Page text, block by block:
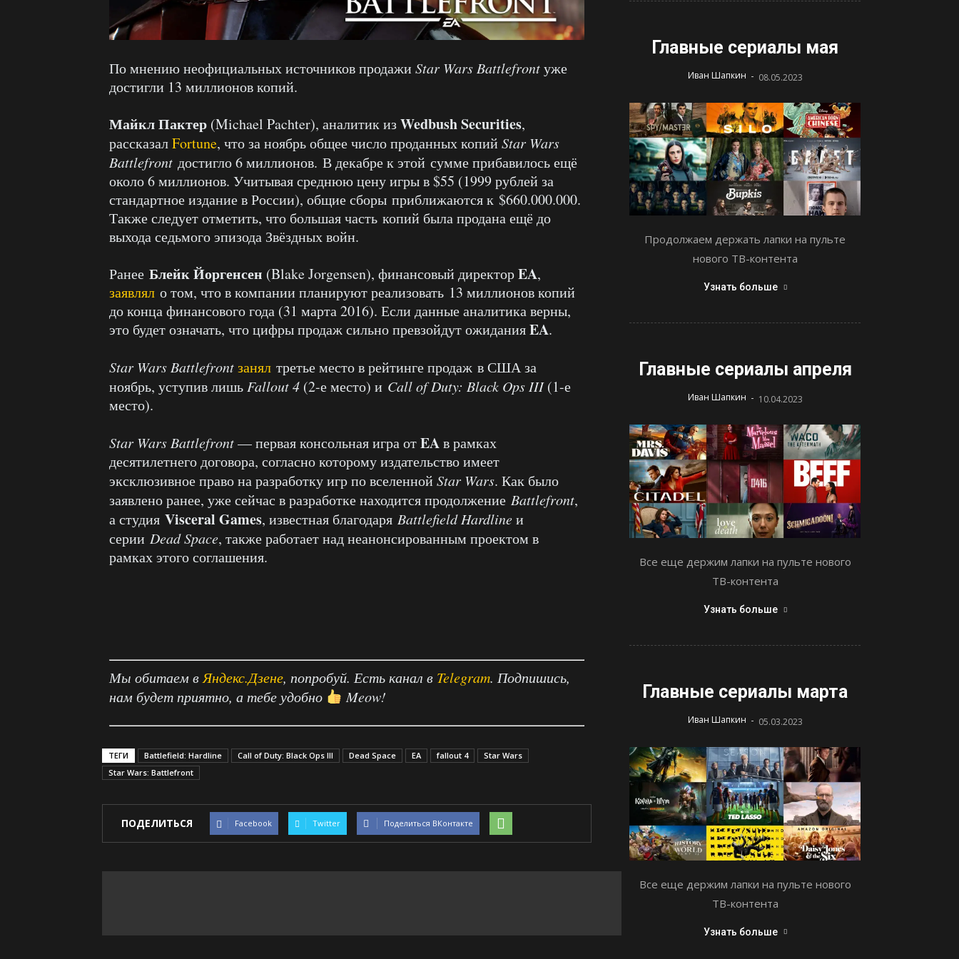
По мнению неофициальных источников продажи Star Wars Battlefrontуже
достигли 13 миллионов копий.
Майкл Пактер (Michael Pachter), аналитик изWedbush Securities,
рассказалFortune, что за ноябрь общее число проданных копий Star Wars
Battlefront достигло 6 миллионов. В декабре к этой сумме прибавилось ещё
около 6 миллионов. Учитывая среднюю цену игры в $55 (1999 рублей за
стандартное издание в России), общие сборы приближаются к $660.000.000.
Также следует отметить, что большая часть копий была продана ещё до
выхода седьмого эпизода Звёздных войн.
Ранее Блейк Йоргенсен (Blake Jorgensen), финансовый директорEA,
заявлял о том, что в компании планируют реализовать 13 миллионов копий
до конца финансового года (31 марта 2016). Если данные аналитика верны,
это будет означать, что цифры продаж сильно превзойдут ожиданияEA.
Star Wars Battlefrontзанял третье место в рейтинге продаж в США за
ноябрь, уступив лишь Fallout 4 (2-е место) и Call of Duty: Black Ops III(1-е
место).
Star Wars Battlefront— первая консольная игра отEAв рамках
десятилетнего договора, согласно которому издательство имеет
эксклюзивное право на разработку игр по вселенной Star Wars. Как было
заявлено ранее, уже сейчас в разработке находится продолжение Battlefront,
а студия Visceral Games, известная благодаря Battlefield Hardlineи
серии Dead Space, также работает над неанонсированным проектом в
рамках этого соглашения.
Мы обитаем в Яндекс.Дзене, попробуй. Есть канал в Telegram. Подпишись,
нам будет приятно, а тебе удобно
Meow!
ТЕГИ Battlefield: Hardline Call of Duty: Black Ops III Dead Space EA fallout 4
Star Wars
Star Wars: Battlefront
ПОДЕЛИТЬСЯ Facebook Twitter Поделиться ВКонтакте
Главные сериалы мая
Иван Шапкин - 08.05.2023
Продолжаем держать лапки на пульте
нового ТВ-контента
Узнать больше
Главные сериалы апреля
Иван Шапкин - 10.04.2023
Все еще держим лапки на пульте нового
ТВ-контента
Узнать больше
Главные сериалы марта
Иван Шапкин - 05.03.2023
Все еще держим лапки на пульте нового
ТВ-контента
Узнать больше